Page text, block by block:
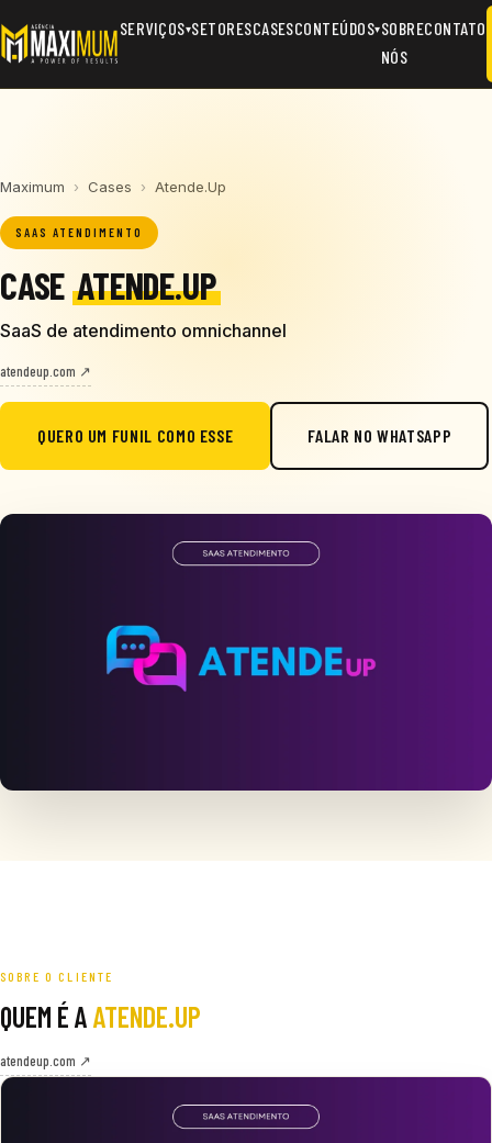
SERVIÇOS▾SETORESCASESCONTEÚDOS▾SOBRE
NÓS
CONTATO
Maximum › Cases › Atende.Up
SAAS ATENDIMENTO
CASEATENDE.UP
SaaS de atendimento omnichannel
atendeup.com ↗
QUERO UM FUNIL COMO ESSE FALAR NO WHATSAPP
SOBRE O CLIENTE
QUEM É AATENDE.UP
atendeup.com ↗